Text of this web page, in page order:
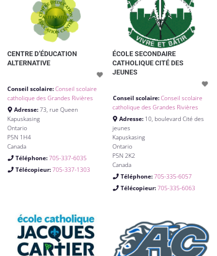
CENTRE D’ÉDUCATION
ALTERNATIVE
Conseil scolaire:Conseil scolaire
catholique des Grandes Rivières
Adresse:73, rue Queen
Kapuskasing
Ontario
P5N 1H4
Canada
Téléphone:705-337-6035
Télécopieur:705-337-1303
ÉCOLE SECONDAIRE
CATHOLIQUE CITÉ DES
JEUNES
Conseil scolaire:Conseil scolaire
catholique des Grandes Rivières
Adresse: 10, boulevard Cité des
jeunes
Kapuskasing
Ontario
P5N 2K2
Canada
Téléphone:705-335-6057
Télécopieur:705-335-6063